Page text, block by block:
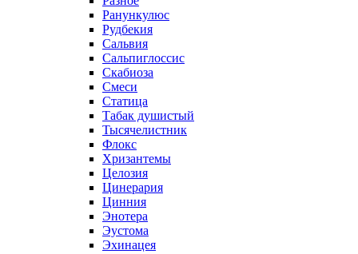
Ранункулюс
Рудбекия
Сальвия
Сальпиглоссис
Скабиоза
Смеси
Статица
Табак душистый
Тысячелистник
Флокс
Хризантемы
Целозия
Цинерария
Цинния
Энотера
Эустома
Эхинацея